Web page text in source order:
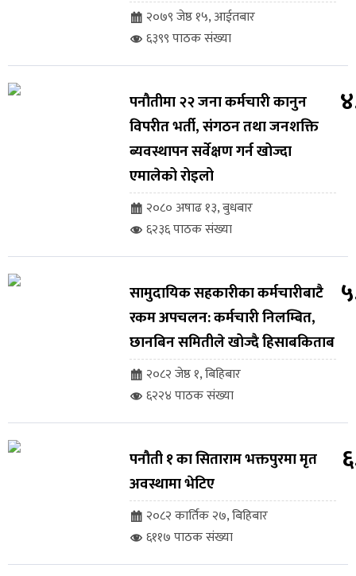
२०७९ जेष्ठ १५, आईतबार
६३९९ पाठक संख्या
पनौतीमा २२ जना कर्मचारी कानुन
विपरीत भर्ती, संगठन तथा जनशक्ति
ब्यवस्थापन सर्वेक्षण गर्न खोज्दा
एमालेको रोइलो
२०८० अषाढ १३, बुधबार
६२३६ पाठक संख्या
सामुदायिक सहकारीका कर्मचारीबाटै
रकम अपचलन: कर्मचारी निलम्बित,
छानबिन समितीले खोज्दै हिसाबकिताब
२०८२ जेष्ठ १, बिहिबार
६२२४ पाठक संख्या
पनौती १ का सिताराम भक्तपुरमा मृत
अवस्थामा भेटिए
२०८२ कार्तिक २७, बिहिबार
६११७ पाठक संख्या